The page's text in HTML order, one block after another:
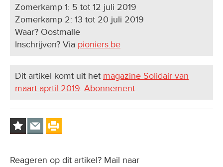
Zomerkamp 1: 5 tot 12 juli 2019
Zomerkamp 2: 13 tot 20 juli 2019
Waar? Oostmalle
Inschrijven? Via pioniers.be
Dit artikel komt uit het magazine Solidair van
maart-aprtil 2019. Abonnement.
Reageren op dit artikel? Mail naar